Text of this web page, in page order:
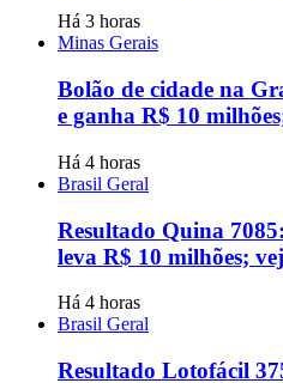
Há 3 horas
Minas Gerais
Bolão de cidade na
e ganha R$ 10
Há 4 horas
Brasil Geral
Resultado Quina
leva R$ 10 milhões;
Há 4 horas
Brasil Geral
Resultado Lotofácil